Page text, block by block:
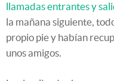
llamadas entrantes y
la mañana siguiente,
propio pie y habían
unos amigos.